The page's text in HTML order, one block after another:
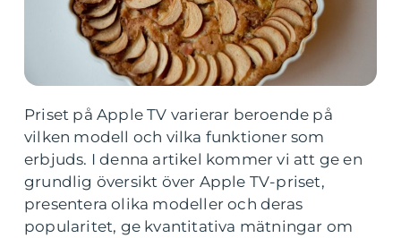
Priset på Apple TV varierar beroende på
vilken modell och vilka funktioner som
erbjuds. I denna artikel kommer vi att ge en
grundlig översikt över Apple TV-priset,
presentera olika modeller och deras
popularitet, ge kvantitativa mätningar om